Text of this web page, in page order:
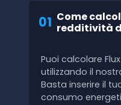
01 Come
redditività
Puoi calcolare
utilizzando il
Basta inserire il
consumo